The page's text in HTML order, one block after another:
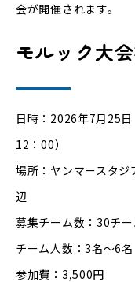
会が開催されます。
モルック大
日時：2026年7月25
12：00）
場所：ヤンマースタ
辺
募集チーム数：30チー
チーム人数：3名～6
参加費：3,500円